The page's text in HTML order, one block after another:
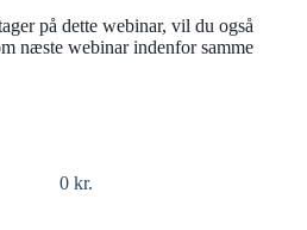
på dette webinar, vil du også
næste webinar indenfor samme
0 kr.